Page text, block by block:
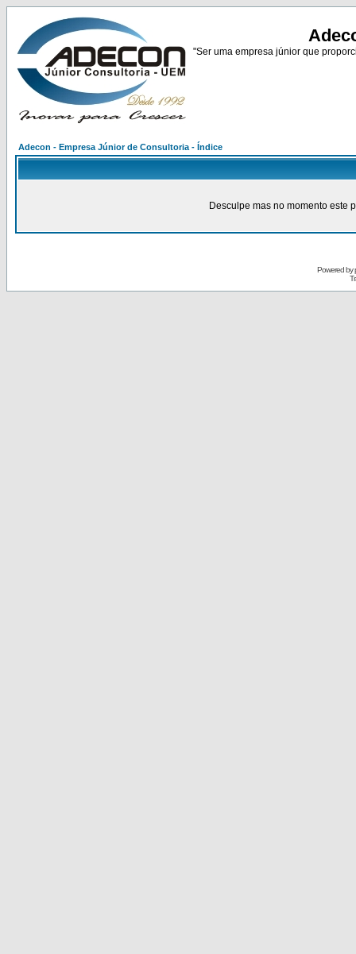
"Ser uma empresa júnior que
Adecon - Empresa Júnior de Consultoria - Índice
Desculpe mas no momento este
Powered by